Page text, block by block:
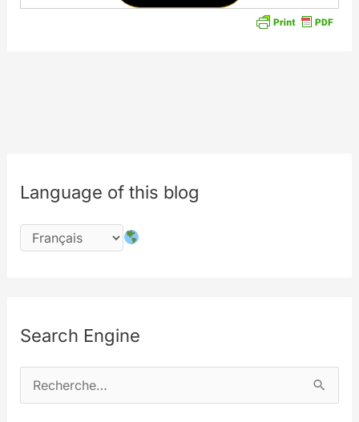
Language of this blog
Search Engine
e